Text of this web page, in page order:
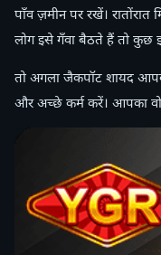
पाँव ज़मीन पर रखें।
लोग इसे गँवा बैठते हैं तो कुछ
तो अगला जैकपॉट शायद
और अच्छे कर्म करें। आपका